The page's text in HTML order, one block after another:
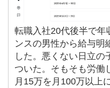
転職入社20代後半で年
ンスの男性から給与明
した。悪くない日立の
ついた。そもそも労働
月15万を月100万以上